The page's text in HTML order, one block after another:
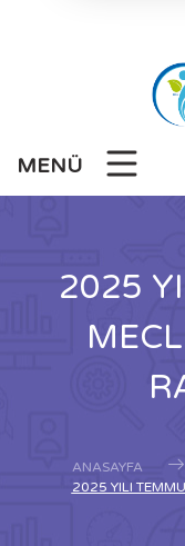
MENÜ
2025
ANASAYFA
2025 YILI